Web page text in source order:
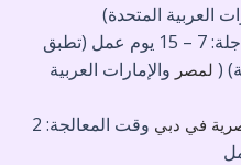
العربية المتحدة)
المعالجة العاجلة: 7 – 15 يوم عمل (تطبق
( لمصر والإمارات العربية
في دبي
وقت المعالجة: 2